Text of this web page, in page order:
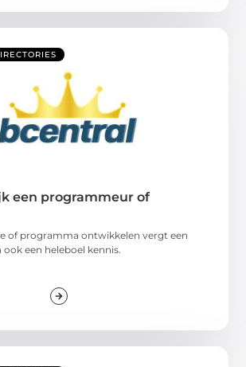
een programmeur of
of programma ontwikkelen vergt een
ook een heleboel kennis.